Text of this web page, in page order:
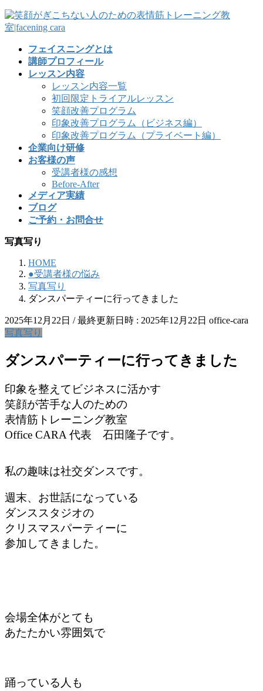
フェイスニングとは
講師プロフィール
レッスン内容
レッスン内容一覧
初回限定トライアルレッスン
笑顔改善プログラム
印象改善プログラム（ビジネス編）
印象改善プログラム（プライベート編）
企業向け研修
お客様の声
受講者様の感想
Before-After
メディア実績
ブログ
ご予約・お問合せ
写真写り
HOME
●受講者様の悩み
写真写り
ダンスパーティーに行ってきました
2025年12月22日 / 最終更新日時 : 2025年12月22日 office-cara
写真写り
ダンスパーティーに行ってきました
印象を整えてビジネスに活かす
笑顔が苦手な人のための
表情筋トレーニング教室
Office CARA 代表 石田隆子です。
私の趣味は社交ダンスです。
週末、お世話になっている
ダンススタジオの
クリスマスパーティーに
参加してきました。
会場全体がとても
あたたかい雰囲気で
踊っている人も